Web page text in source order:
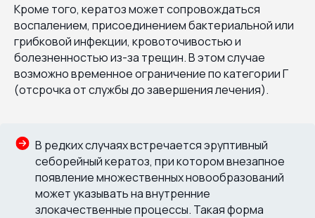
Кроме того, кератоз может сопровождаться
воспалением, присоединением бактериальной или
грибковой инфекции, кровоточивостью и
болезненностью из-за трещин. В этом случае
возможно временное ограничение по категории Г
(отсрочка от службы до завершения лечения).
В редких случаях встречается эруптивный
себорейный кератоз, при котором внезапное
появление множественных новообразований
может указывать на внутренние
злокачественные процессы. Такая форма